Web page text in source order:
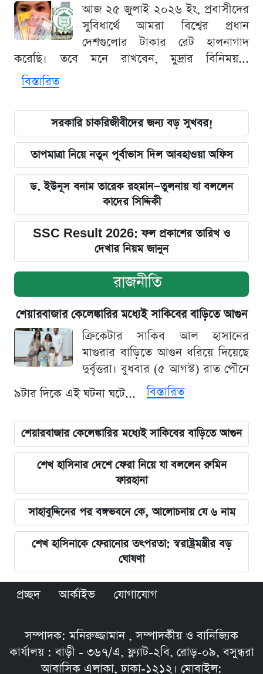
আজ ২৫ জুলাই ২০২৬ ইং, প্রবাসীদের
সুবিধার্থে আমরা বিশ্বের প্রধান
দেশগুলোর টাকার রেট হালনাগাদ
করেছি। তবে মনে রাখবেন, মুদ্রার বিনিময়...
বিস্তারিত
সরকারি চাকরিজীবীদের জন্য বড় সুখবর!
তাপমাত্রা নিয়ে নতুন পূর্বাভাস দিল আবহাওয়া অফিস
ড. ইউনূস বনাম তারেক রহমান—তুলনায় যা বললেন
কাদের সিদ্দিকী
SSC Result 2026: ফল প্রকাশের তারিখ ও
দেখার নিয়ম জানুন
রাজনীতি
শেয়ারবাজার কেলেঙ্কারির মধ্যেই সাকিবের বাড়িতে আগুন
ক্রিকেটার সাকিব আল হাসানের
মাগুরার বাড়িতে আগুন ধরিয়ে দিয়েছে
দুর্বৃত্তরা। বুধবার (৫ আগস্ট) রাত পৌনে
৯টার দিকে এই ঘটনা ঘটে...
বিস্তারিত
শেয়ারবাজার কেলেঙ্কারির মধ্যেই সাকিবের বাড়িতে আগুন
শেখ হাসিনার দেশে ফেরা নিয়ে যা বললেন রুমিন
ফারহানা
সাহাবুদ্দিনের পর বঙ্গভবনে কে, আলোচনায় যে ৬ নাম
শেখ হাসিনাকে ফেরানোর তৎপরতা: স্বরাষ্ট্রমন্ত্রীর বড়
ঘোষণা
প্রচ্ছদ আর্কাইভ যোগাযোগ
সম্পাদক: মনিরুজ্জামান , সম্পাদকীয় ও বানিজ্যিক
কার্যালয় : বাড়ী - ৩৬৭/এ, ফ্ল্যাট-২বি, রোড়-০৯, বসুন্ধরা
আবাসিক এলাকা, ঢাকা-১২১২। মোবাইল: